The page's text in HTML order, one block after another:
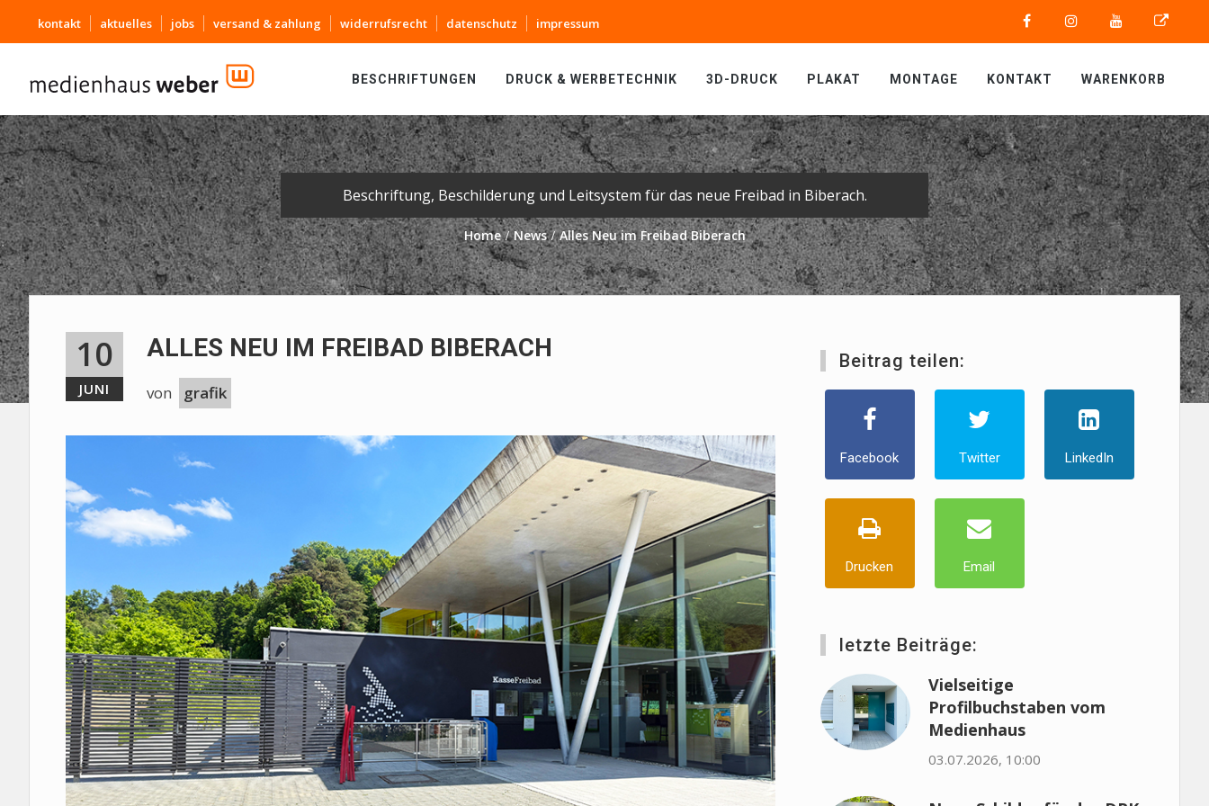
kontakt aktuelles jobs versand & zahlung widerrufsrecht datenschutz impressum
BESCHRIFTUNGEN DRUCK & WERBETECHNIK 3D-DRUCK PLAKAT MONTAGE KONTAKT WARENKORB
Beschriftung, Beschilderung und Leitsystem für das neue Freibad in Biberach.
Home News Alles Neu im Freibad Biberach
10
JUNI
ALLES NEU IM FREIBAD BIBERACH
von grafik
Beitrag teilen:
Facebook Twitter LinkedIn
Drucken Email
letzte Beiträge:
Vielseitige
Profilbuchstaben vom
Medienhaus
03.07.2026, 10:00